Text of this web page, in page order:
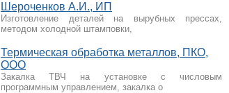
Шероченков А.И., ИП
Изготовление деталей на вырубных прессах,
методом холодной штамповки,
Термическая обработка металлов, ПКО,
ООО
Закалка ТВЧ на установке с числовым
программным управлением, закалка о